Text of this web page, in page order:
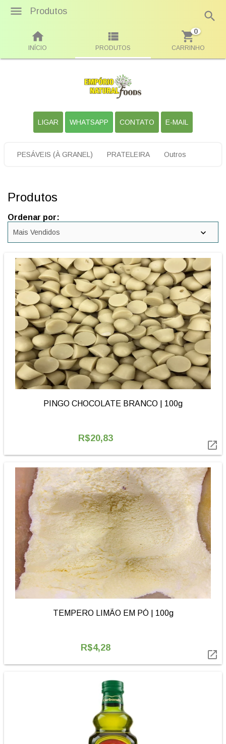
Produtos
INÍCIO PRODUTOS CARRINHO
0
LIGAR WHATSAPP CONTATO E-MAIL
PESÁVEIS (À GRANEL) PRATELEIRA Outros
Produtos
Ordenar por:
PINGO CHOCOLATE BRANCO | 100g
R$20,83

TEMPERO LIMÃO EM PÓ | 100g
R$4,28
